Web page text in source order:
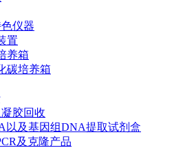
仪器
置
养箱
碳培养箱
胶回收
以及基因组DNA提取试剂盒
及克隆产品